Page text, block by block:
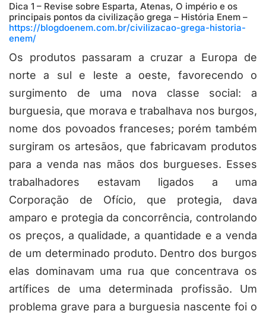
Dica 1 – Revise sobre Esparta, Atenas, O império e os
principais pontos da civilização grega – História Enem –
https://blogdoenem.com.br/civilizacao-grega-historia-
enem/
Os produtos passaram a cruzar a Europa de
norte a sul e leste a oeste, favorecendo o
surgimento de uma nova classe social: a
burguesia, que morava e trabalhava nos burgos,
nome dos povoados franceses; porém também
surgiram os artesãos, que fabricavam produtos
para a venda nas mãos dos burgueses. Esses
trabalhadores estavam ligados a uma
Corporação de Ofício, que protegia, dava
amparo e protegia da concorrência, controlando
os preços, a qualidade, a quantidade e a venda
de um determinado produto. Dentro dos burgos
elas dominavam uma rua que concentrava os
artífices de uma determinada profissão. Um
problema grave para a burguesia nascente foi o